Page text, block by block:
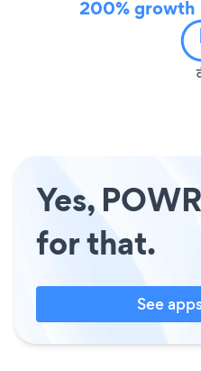
200% growth
Yes,
for that.
See